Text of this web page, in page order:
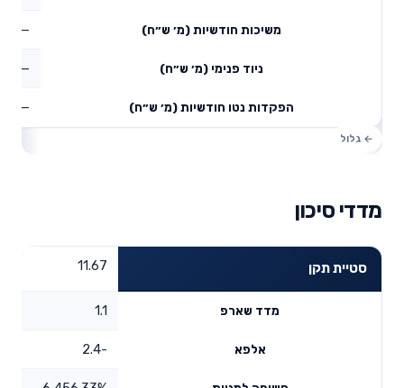
משיכות חודשיות (מ׳ ש״ח) —
ניוד פנימי (מ׳ ש״ח) —
הפקדות נטו חודשיות (מ׳ ש״ח) —
מדדי סיכון
סטיית תקן 11.67
מדד שארפ 1.1
אלפא -2.4